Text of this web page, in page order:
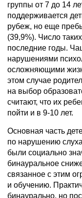
группы от 7 до 14
поддерживается
рубеж, но еще
(39,9%). Число
последние годы.
нарушениями
осложняющими
этом случае
на выбор
считают, что их
пойти и в 9-10 лет.
Основная часть
по нарушению
были социально
бинауральное
связанное с этим
и обучению.
бинаурально, но